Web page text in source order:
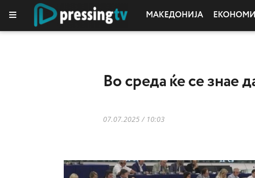
МАКЕДОНИЈА
Во среда ќе се знае
07.07.2025 / 10:03